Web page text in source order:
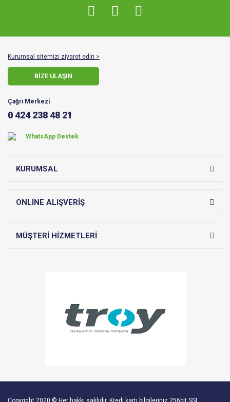
Kurumsal sitemizi ziyaret edin >
BİZE ULAŞIN
Çağrı Merkezi
0 424 238 48 21
WhatsApp Destek
KURUMSAL
ONLINE ALIŞVERİŞ
MÜŞTERİ HİZMETLERİ
Copyright 2020 © Her hakkı saklıdır. Kredi kartı bilgileriniz 256bit SSL